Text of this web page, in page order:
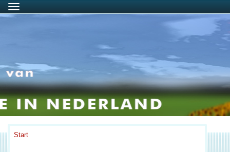
Menu
Start